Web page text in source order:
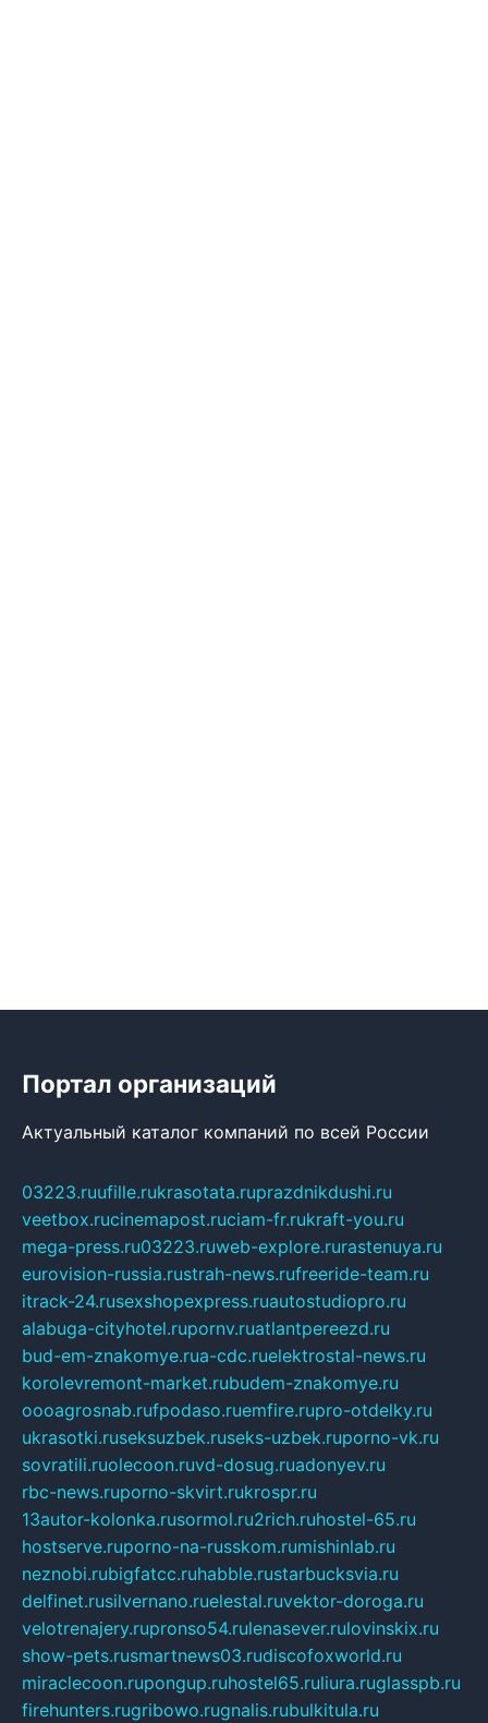
Портал организаций
Актуальный каталог компаний по всей России
03223.ruufille.rukrasotata.ruprazdnikdushi.ru
veetbox.rucinemapost.ruciam-fr.rukraft-you.ru
mega-press.ru03223.ruweb-explore.rurastenuya.ru
eurovision-russia.rustrah-news.rufreeride-team.ru
itrack-24.rusexshopexpress.ruautostudiopro.ru
alabuga-cityhotel.rupornv.ruatlantpereezd.ru
bud-em-znakomye.rua-cdc.ruelektrostal-news.ru
korolevremont-market.rubudem-znakomye.ru
oooagrosnab.rufpodaso.ruemfire.rupro-otdelky.ru
ukrasotki.ruseksuzbek.ruseks-uzbek.ruporno-vk.ru
sovratili.ruolecoon.ruvd-dosug.ruadonyev.ru
rbc-news.ruporno-skvirt.rukrospr.ru
13autor-kolonka.rusormol.ru2rich.ruhostel-65.ru
hostserve.ruporno-na-russkom.rumishinlab.ru
neznobi.rubigfatcc.ruhabble.rustarbucksvia.ru
delfinet.rusilvernano.ruelestal.ruvektor-doroga.ru
velotrenajery.rupronso54.rulenasever.rulovinskix.ru
show-pets.rusmartnews03.rudiscofoxworld.ru
miraclecoon.rupongup.ruhostel65.ruliura.ruglasspb.ru
firehunters.rugribowo.rugnalis.rubulkitula.ru